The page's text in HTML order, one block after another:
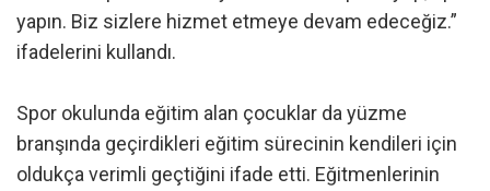
yapın. Biz sizlere hizmet etmeye devam edeceğiz.”
ifadelerini kullandı.
Spor okulunda eğitim alan çocuklar da yüzme
branşında geçirdikleri eğitim sürecinin kendileri için
oldukça verimli geçtiğini ifade etti. Eğitmenlerinin